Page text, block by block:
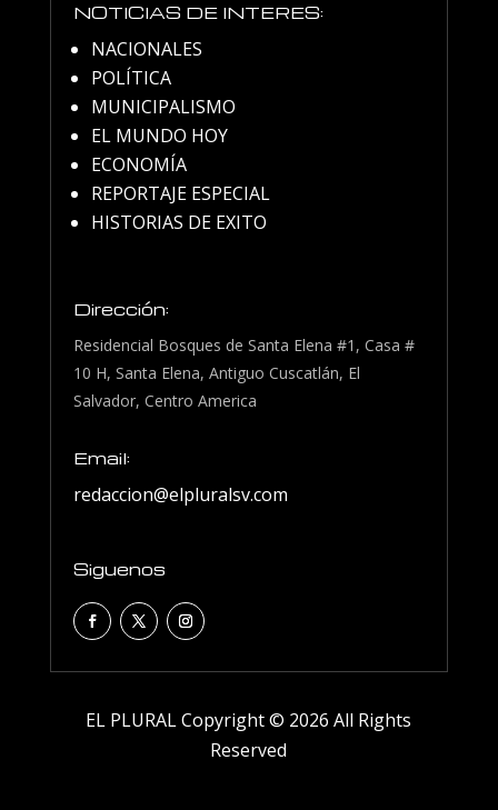
NOTICIAS DE INTERES:
NACIONALES
POLÍTICA
MUNICIPALISMO
EL MUNDO HOY
ECONOMÍA
REPORTAJE ESPECIAL
HISTORIAS DE EXITO
Dirección:
Residencial Bosques de Santa Elena #1, Casa #
10 H, Santa Elena, Antiguo Cuscatlán, El
Salvador, Centro America
Email:
redaccion@elpluralsv.com
Siguenos
EL PLURAL Copyright © 2026 All Rights
Reserved